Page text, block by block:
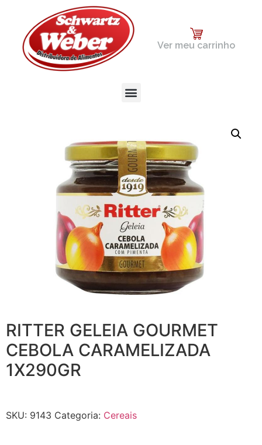
Ver meu carrinho
RITTER GELEIA GOURMET
CEBOLA CARAMELIZADA
1X290GR
SKU: 9143 Categoria: Cereais